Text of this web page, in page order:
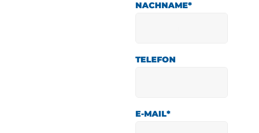
NACHNAME*
TELEFON
E-MAIL*